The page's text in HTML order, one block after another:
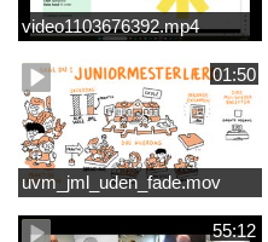
video1103676392.mp4
01:50
uvm_jml_uden_fade.mov
55:12